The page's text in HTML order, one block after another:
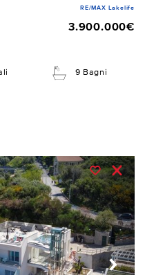
RE/MAX Lakelife
3.900.000€
9 Bagni